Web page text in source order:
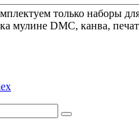
только наборы
мулине DMC, канва,